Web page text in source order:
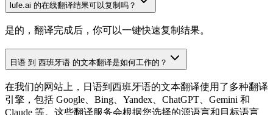
lufe.ai 的在线翻译结果可以复制吗？
是的，翻译完成后，你可以一键快速复制结果。
日语 到 西班牙语 的文本翻译是如何工作的？
在我们的网站上，日语到西班牙语的文本翻译使用了多种翻译
引擎，包括 Google、Bing、Yandex、ChatGPT、Gemini 和
Claude 等。这些翻译服务会根据您选择的源语言和目标语言